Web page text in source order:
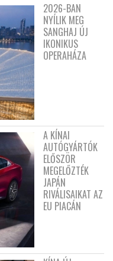
2026-BAN
NYÍLIK MEG
SANGHAJ ÚJ
IKONIKUS
OPERAHÁZA
A KÍNAI
AUTÓGYÁRTÓK
ELŐSZÖR
MEGELŐZTÉK
JAPÁN
RIVÁLISAIKAT AZ
EU PIACÁN